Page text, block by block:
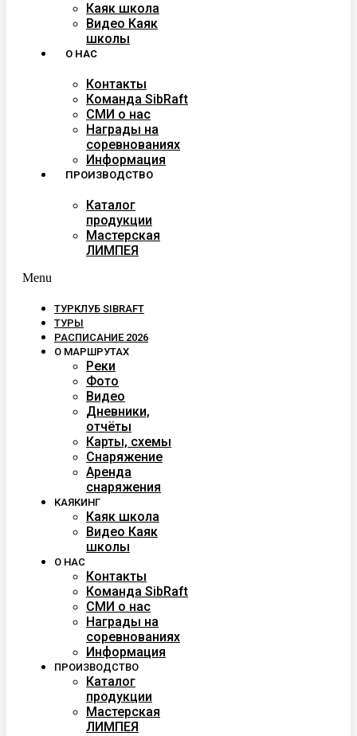
Каяк школа
Видео Каяк
школы
О НАС
Контакты
Команда SibRaft
СМИ о нас
Награды на
соревнованиях
Информация
ПРОИЗВОДСТВО
Каталог
продукции
Мастерская
ЛИМПЕЯ
Menu
ТУРКЛУБ SIBRAFT
ТУРЫ
РАСПИСАНИЕ 2026
О МАРШРУТАХ
Реки
Фото
Видео
Дневники,
отчёты
Карты, схемы
Снаряжение
Аренда
снаряжения
КАЯКИНГ
Каяк школа
Видео Каяк
школы
О НАС
Контакты
Команда SibRaft
СМИ о нас
Награды на
соревнованиях
Информация
ПРОИЗВОДСТВО
Каталог
продукции
Мастерская
ЛИМПЕЯ